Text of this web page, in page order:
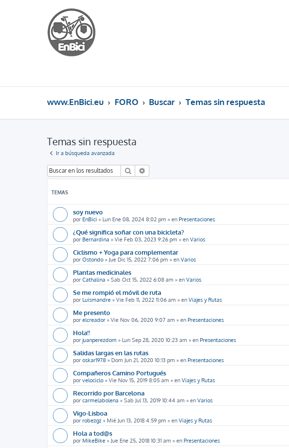
www.EnBici.eu FORO Buscar Temas sin respuesta
Temas sin respuesta
Ir a búsqueda avanzada
Buscar
TEMAS
soy nuevo
por EnBici » Lun Ene 08, 2024 8:02 pm » en Presentaciones
¿Qué significa soñar con una bicicleta?
por Bernardina » Vie Feb 03, 2023 9:26 pm » en Varios
Ciclismo + Yoga para complementar
por Ostondo » Jue Dic 15, 2022 7:06 pm » en Varios
Plantas medicinales
por Cathalina » Sab Oct 15, 2022 6:08 am » en Varios
Se me rompió el móvil de ruta
por Luismandre » Vie Feb 11, 2022 11:06 am » en Viajes y Rutas
Me presento
por elcreador » Vie Nov 06, 2020 9:07 am » en Presentaciones
Hola!!
por juanperezdom » Lun Sep 28, 2020 10:23 am » en Presentaciones
Salidas largas en las rutas
por oskar1978 » Dom Jun 21, 2020 10:13 pm » en Presentaciones
Compañeros Camino Portugués
por velociclo » Vie Nov 15, 2019 8:05 am » en Viajes y Rutas
Recorrido por Barcelona
por carmelabolena » Sab Jul 13, 2019 10:44 am » en Varios
Vigo-Lisboa
por robezgz » Mié Jun 13, 2018 4:59 pm » en Viajes y Rutas
Hola a tod@s
por MikeBike » Jue Ene 25, 2018 10:31 am » en Presentaciones